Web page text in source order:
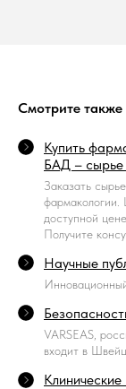
Смотрите также
Купить
БАД – сырье
Заказать
фармакологии.
доступной
Получите
Научные
VARSEAS,
входит в